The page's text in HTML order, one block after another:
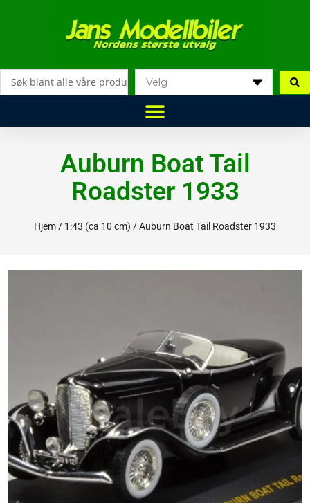
Auburn Boat Tail
Roadster 1933
Hjem / 1:43 (ca 10 cm) / Auburn Boat Tail Roadster 1933